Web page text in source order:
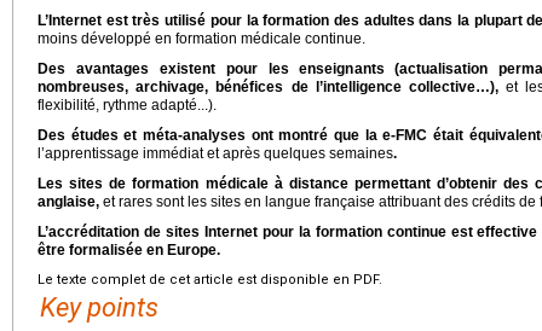
L’Internet est très utilisé pour la formation des adultes dans la plupart
moins développé en formation médicale continue.
Des avantages existent pour les enseignants (actualisation
nombreuses, archivage, bénéfices de l’intelligence collective…), et
flexibilité, rythme adapté...).
Des études et méta-analyses ont montré que la e-FMC était
l’apprentissage immédiat et après quelques semaines.
Les sites de formation médicale à distance permettant d’obtenir des
anglaise, et rares sont les sites en langue française attribuant des crédits de
L’accréditation de sites Internet pour la formation continue est
être formalisée en Europe.
Le texte complet de cet article est disponible en PDF.
Key points